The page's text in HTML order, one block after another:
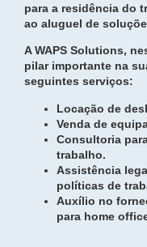
para a residência do
ao aluguel de
A WAPS Solutions,
pilar importante na
seguintes serviços:
Locação de
Venda de
Consultoria
trabalho.
Assistência
políticas de
Auxílio no
para home